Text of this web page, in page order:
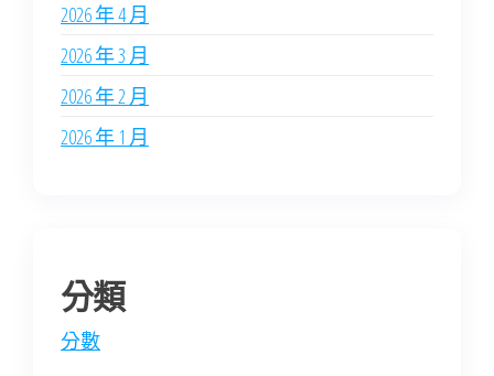
2026 年 4 月
2026 年 3 月
2026 年 2 月
2026 年 1 月
分類
分數